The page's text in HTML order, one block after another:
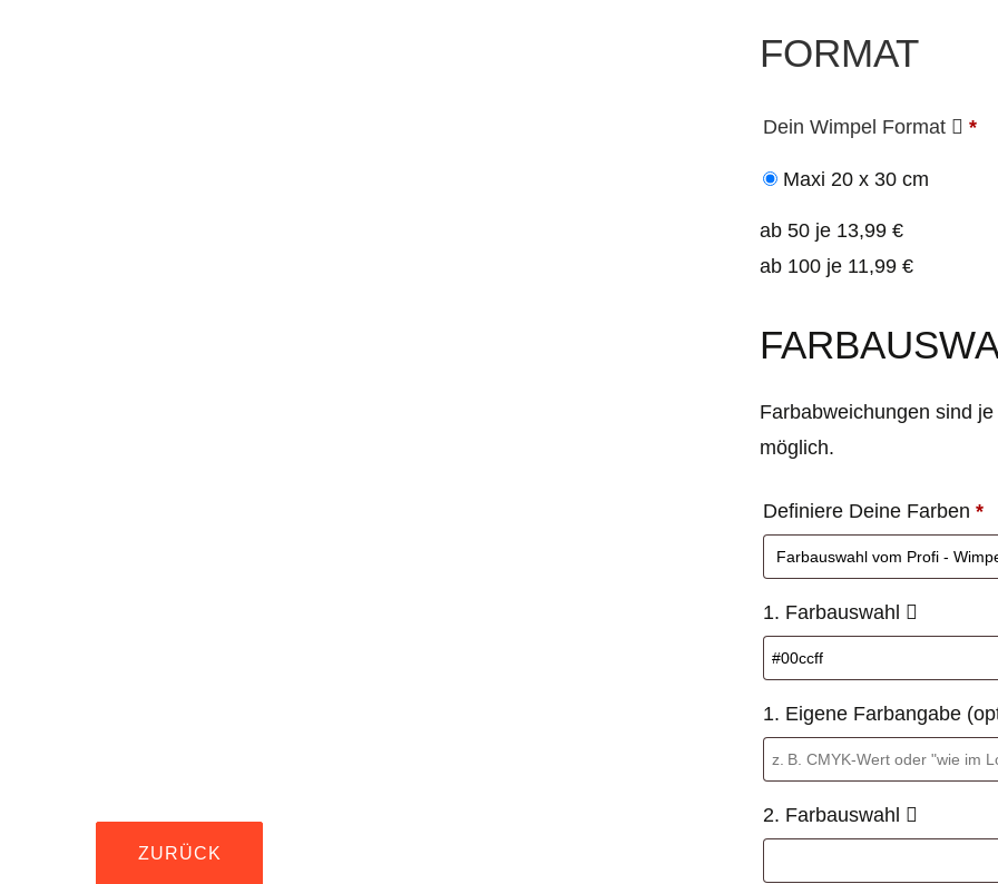
ZURÜCK
FORMAT
Dein Wimpel Format *
Maxi 20 x 30 cm
ab 50 je 13,99 €
ab 100 je 11,99 €
Farbabweichungen sind
möglich.
Definiere Deine Farben *
1. Farbauswahl
1. Eigene Farbangabe
2. Farbauswahl